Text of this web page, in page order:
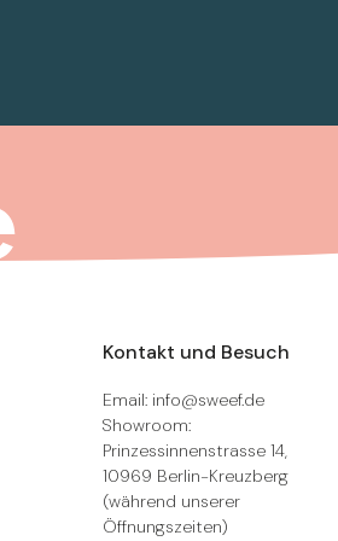
Kontakt und Besuch
Email: info@sweef.de
Showroom:
Prinzessinnenstrasse 14,
10969 Berlin-Kreuzberg
(während unserer
Öffnungszeiten)